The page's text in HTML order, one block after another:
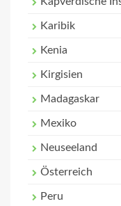
Karibik
Kenia
Kirgisien
Madagaskar
Mexiko
Neuseeland
Österreich
Peru